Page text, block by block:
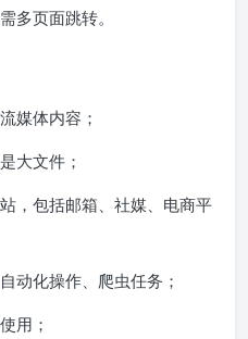
多页面跳转。
媒体内容；
大文件；
，包括邮箱、社媒、电商平
动化操作、爬虫任务；
用；